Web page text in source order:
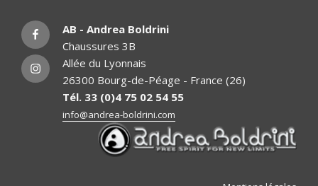
Facebook
Instagram
AB - Andrea Boldrini
Chaussures 3B
Allée du Lyonnais
26300 Bourg-de-Péage - France (26)
Tél. 33 (0)4 75 02 54 55
info@andrea-boldrini.com